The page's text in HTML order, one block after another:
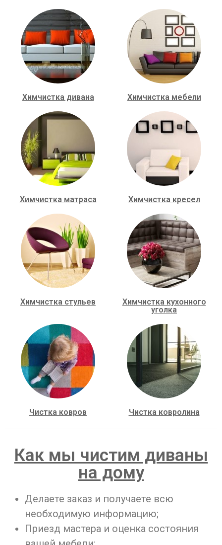
Химчистка дивана Химчистка мебели
Химчистка матраса Химчистка кресел
Химчистка стульев
Химчистка кухонного
уголка
Чистка ковров Чистка ковролина
Как мы чистим диваны
на дому
Делаете заказ и получаете всю
необходимую информацию;
Приезд мастера и оценка состояния